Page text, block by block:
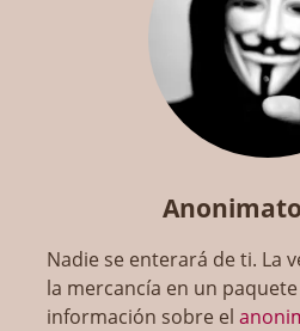
Nadie se enterará de ti. La
la mercancía en un
información sobre el